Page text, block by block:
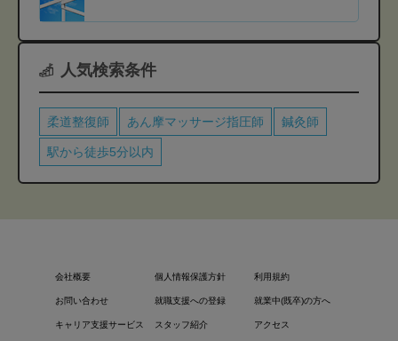
人気検索条件
柔道整復師 あん摩マッサージ指圧師 鍼灸師
駅から徒歩5分以内
会社概要 個人情報保護方針 利用規約
お問い合わせ 就職支援への登録 就業中(既卒)の方へ
キャリア支援サービス スタッフ紹介 アクセス